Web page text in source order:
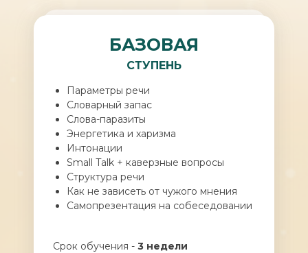
БАЗОВАЯ
СТУПЕНЬ
Параметры речи
Словарный запас
Слова-паразиты
Энергетика и харизма
Интонации
Small Talk + каверзные вопросы
Структура речи
Как не зависеть от чужого мнения
Самопрезентация на собеседовании
Срок обучения - 3 недели